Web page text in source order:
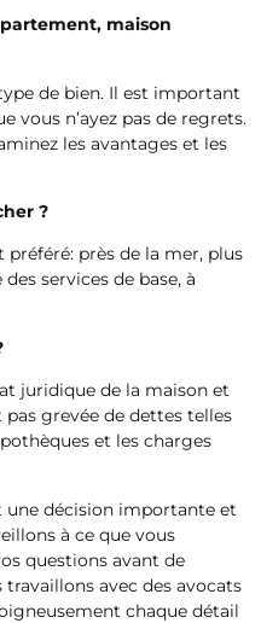
maison
de bien. Il est important
vous n’ayez pas de regrets.
les avantages et les
?
près de la mer, plus
services de base, à
juridique de la maison et
pas grevée de dettes telles
et les charges
une décision importante et
à ce que vous
questions avant de
avec des avocats
chaque détail